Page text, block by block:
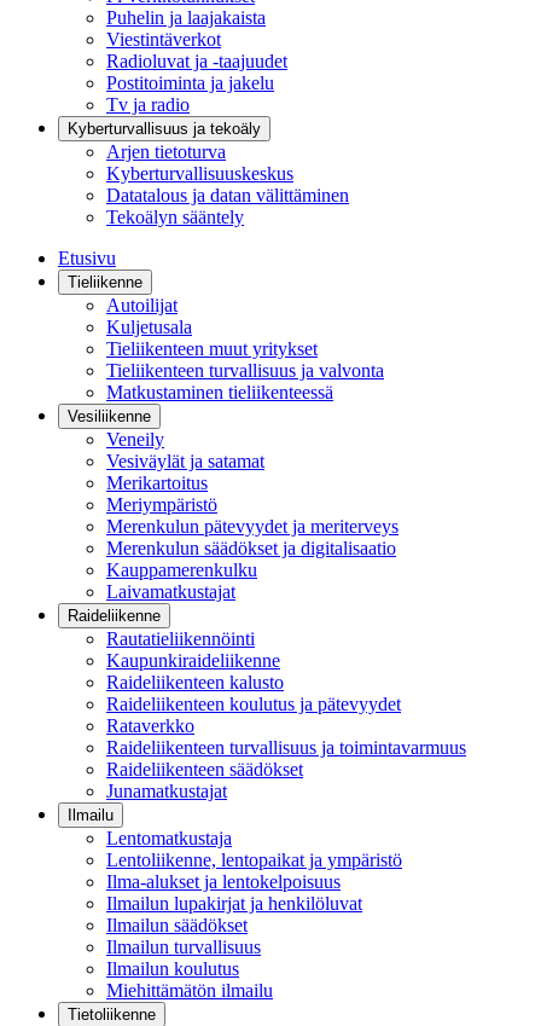
Puhelin ja laajakaista
Viestintäverkot
Radioluvat ja -taajuudet
Postitoiminta ja jakelu
Tv ja radio
Kyberturvallisuus ja tekoäly
Arjen tietoturva
Kyberturvallisuuskeskus
Datatalous ja datan välittäminen
Tekoälyn sääntely
Etusivu
Tieliikenne
Autoilijat
Kuljetusala
Tieliikenteen muut yritykset
Tieliikenteen turvallisuus ja valvonta
Matkustaminen tieliikenteessä
Vesiliikenne
Veneily
Vesiväylät ja satamat
Merikartoitus
Meriympäristö
Merenkulun pätevyydet ja meriterveys
Merenkulun säädökset ja digitalisaatio
Kauppamerenkulku
Laivamatkustajat
Raideliikenne
Rautatieliikennöinti
Kaupunkiraideliikenne
Raideliikenteen kalusto
Raideliikenteen koulutus ja pätevyydet
Rataverkko
Raideliikenteen turvallisuus ja toimintavarmuus
Raideliikenteen säädökset
Junamatkustajat
Ilmailu
Lentomatkustaja
Lentoliikenne, lentopaikat ja ympäristö
Ilma-alukset ja lentokelpoisuus
Ilmailun lupakirjat ja henkilöluvat
Ilmailun säädökset
Ilmailun turvallisuus
Ilmailun koulutus
Miehittämätön ilmailu
Tietoliikenne